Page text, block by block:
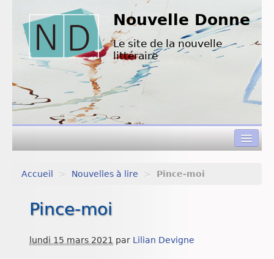
Nouvelle Donne
Le site de la nouvelle
littéraire
Appels à textes
Accueil > Nouvelles à lire > Pince-moi
Pince-moi
lundi 15 mars 2021 par Lilian Devigne